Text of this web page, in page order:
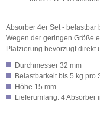
Absorber 4er Set - belastbar
Wegen der geringen Größe
Platzierung bevorzugt direkt
Durchmesser 32 mm
Belastbarkeit bis 5 kg pro
Höhe 15 mm
Lieferumfang: 4 Absorber